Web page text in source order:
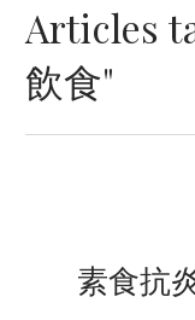
Articles
飲食"
素食抗